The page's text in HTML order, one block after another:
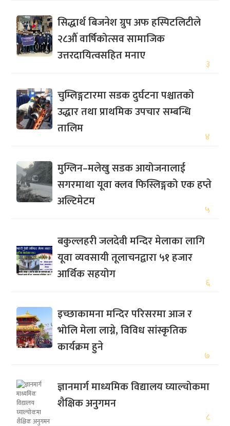
सिद्धार्थ बिजनेश ग्रुप अफ हस्पिटलिटीले
२८औँ वार्षिकोत्सव सामाजिक
उत्तरदायित्वसहित मनाए
३
चुम्लिङ्गटारमा सडक दुर्घटना पश्चातको
उद्धार तथा प्राथमिक उपचार सम्बन्धि
तालिम
४
मुग्लिन–मलेखु सडक आयोजनालाई
सगरमाथा यूवा क्लव फिस्लिङ्गको एक हप्ते
अल्टिमेटम
५
बकुल्लहरी जलदेवी मन्दिर मेलाका लागि
यूवा व्यवसायी तूलाचनद्वारा ५१ हजार
आर्थिक सहयोग
६
इच्छाकामना मन्दिर परिसरमा आज र
भोलि मेला लाग्ने, विविध सांस्कृतिक
कार्यक्रम हुने
७
ज्ञानमार्ग माध्यमिक विद्यालय घ्याल्चोकमा
शैक्षिक अनुगमन
८